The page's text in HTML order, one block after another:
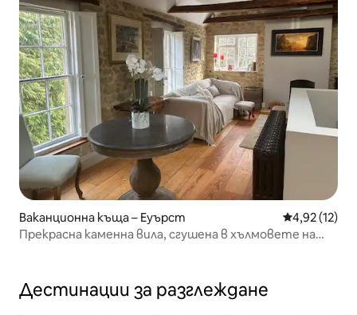
Ваканционна къща – Еуърст Средна
4,92 (12)
Прекрасна каменна вила, сгушена в хълмовете на
Дестинации за разглеждане